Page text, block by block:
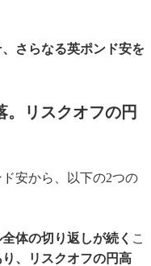
、さらなる英ポンド安を
。リスクオフの円
安から、以下の2つの
体の切り返しが続く こ
、リスクオフの円高